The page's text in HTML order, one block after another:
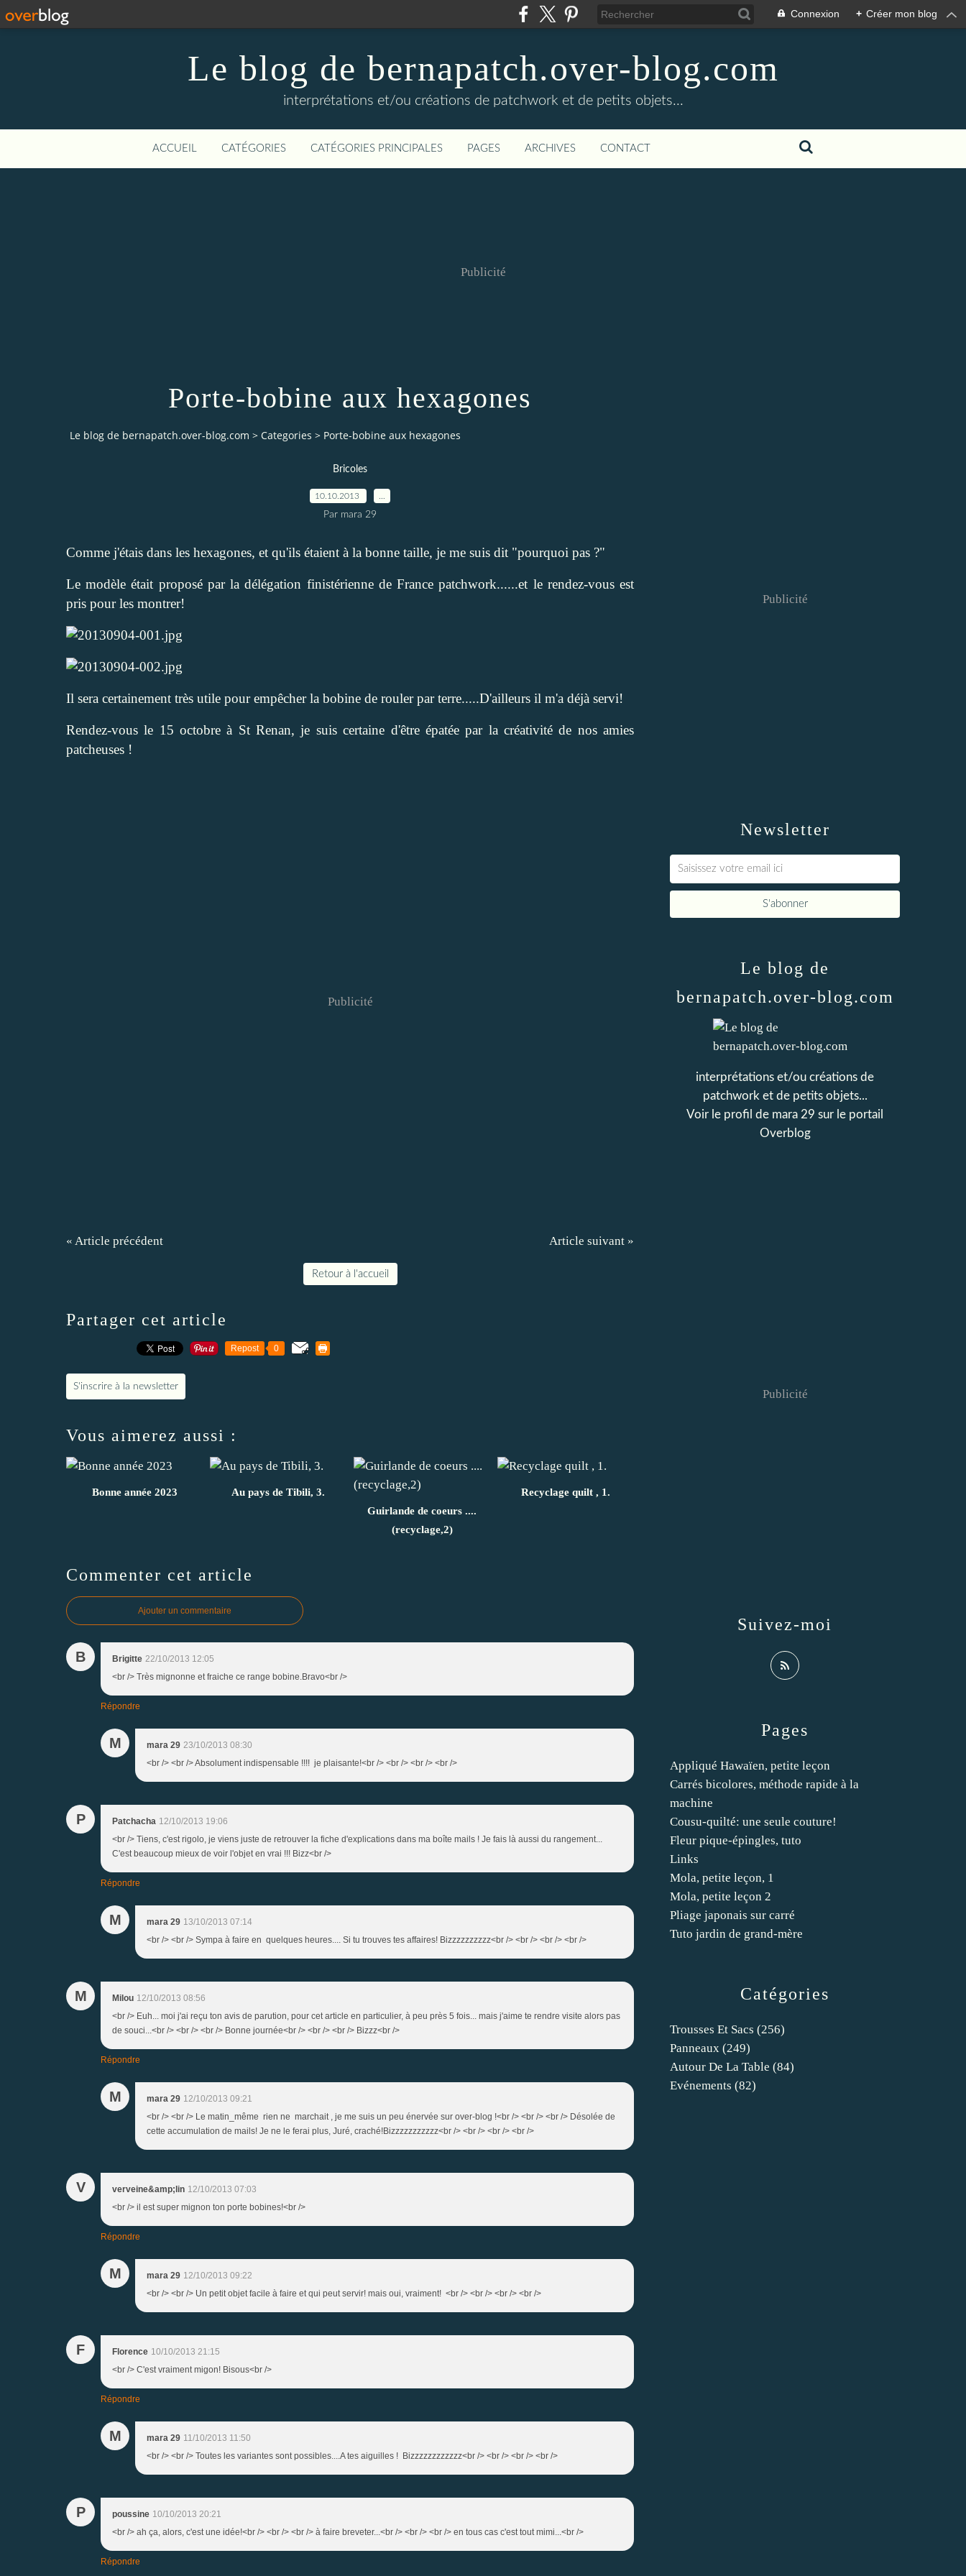
Connexion + Créer mon blog
Le blog de bernapatch.over-blog.com
interprétations et/ou créations de patchwork et de petits objets...
ACCUEIL CATÉGORIES CATÉGORIES PRINCIPALES PAGES ARCHIVES CONTACT
Publicité
Porte-bobine aux hexagones
Le blog de bernapatch.over-blog.com > Categories > Porte-bobine aux hexagones
Bricoles
10.10.2013
Par mara 29
Comme j'étais dans les hexagones, et qu'ils étaient à la bonne taille, je me suis dit "pourquoi pas ?"
Le modèle était proposé par la délégation finistérienne de France patchwork......et le rendez-vous est
pris pour les montrer!
Il sera certainement très utile pour empêcher la bobine de rouler par terre.....D'ailleurs il m'a déjà servi!
Rendez-vous le 15 octobre à St Renan, je suis certaine d'être épatée par la créativité de nos amies
patcheuses !
Publicité
« Article précédent Article suivant »
Retour à l'accueil
Partager cet article
Repost 0
S'inscrire à la newsletter
Vous aimerez aussi :
Bonne année 2023
Au pays de Tibili, 3.
Guirlande de coeurs ....
(recyclage,2)
Recyclage quilt , 1.
Commenter cet article
Ajouter un commentaire
B Brigitte 22/10/2013 12:05
<br /> Très mignonne et fraiche ce range bobine.Bravo<br />
Répondre
M mara 29 23/10/2013 08:30
<br /> <br /> Absolument indispensable !!!! je plaisante!<br /> <br /> <br /> <br />
P Patchacha 12/10/2013 19:06
<br /> Tiens, c'est rigolo, je viens juste de retrouver la fiche d'explications dans ma boîte mails ! Je fais là aussi du rangement...
C'est beaucoup mieux de voir l'objet en vrai !!! Bizz<br />
Répondre
M mara 29 13/10/2013 07:14
<br /> <br /> Sympa à faire en quelques heures.... Si tu trouves tes affaires! Bizzzzzzzzzz<br /> <br /> <br /> <br />
M Milou 12/10/2013 08:56
<br /> Euh... moi j'ai reçu ton avis de parution, pour cet article en particulier, à peu près 5 fois... mais j'aime te rendre visite alors pas
de souci...<br /> <br /> <br /> Bonne journée<br /> <br /> <br /> Bizzz<br />
Répondre
M mara 29 12/10/2013 09:21
<br /> <br /> Le matin_même rien ne marchait , je me suis un peu énervée sur over-blog !<br /> <br /> <br /> Désolée de
cette accumulation de mails! Je ne le ferai plus, Juré, craché!Bizzzzzzzzzzz<br /> <br /> <br /> <br />
V verveine&amp;lin 12/10/2013 07:03
<br /> il est super mignon ton porte bobines!<br />
Répondre
M mara 29 12/10/2013 09:22
<br /> <br /> Un petit objet facile à faire et qui peut servir! mais oui, vraiment! <br /> <br /> <br /> <br />
F Florence 10/10/2013 21:15
<br /> C'est vraiment migon! Bisous<br />
Répondre
M mara 29 11/10/2013 11:50
<br /> <br /> Toutes les variantes sont possibles....A tes aiguilles ! Bizzzzzzzzzzzz<br /> <br /> <br /> <br />
P poussine 10/10/2013 20:21
<br /> ah ça, alors, c'est une idée!<br /> <br /> <br /> à faire breveter...<br /> <br /> <br /> en tous cas c'est tout mimi...<br />
Répondre
Newsletter
Publicité
Catégories
Trousses Et Sacs (256)
Panneaux (249)
Autour De La Table (84)
Evénements (82)
Pages
Appliqué Hawaïen, petite leçon
Carrés bicolores, méthode rapide à la
machine
Cousu-quilté: une seule couture!
Fleur pique-épingles, tuto
Links
Mola, petite leçon, 1
Mola, petite leçon 2
Pliage japonais sur carré
Tuto jardin de grand-mère
Le blog de
bernapatch.over-blog.com
interprétations et/ou créations de
patchwork et de petits objets...
Voir le profil de mara 29 sur le portail
Overblog
Suivez-moi
Publicité